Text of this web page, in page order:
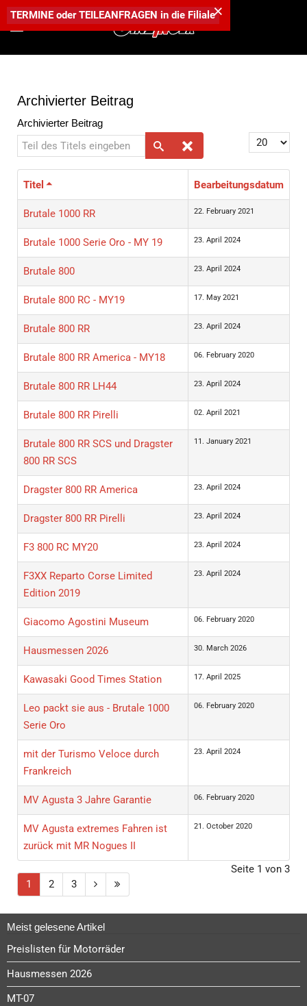
Archivierter Beitrag
Archivierter Beitrag
Teil des Titels eingeben Anzeige #
Titel Bearbeitungsdatum
Brutale 1000 RR 22. February 2021
Brutale 1000 Serie Oro - MY 19 23. April 2024
Brutale 800 23. April 2024
Brutale 800 RC - MY19 17. May 2021
Brutale 800 RR 23. April 2024
Brutale 800 RR America - MY18 06. February 2020
Brutale 800 RR LH44 23. April 2024
Brutale 800 RR Pirelli 02. April 2021
Brutale 800 RR SCS und Dragster
800 RR SCS
11. January 2021
Dragster 800 RR America 23. April 2024
Dragster 800 RR Pirelli 23. April 2024
F3 800 RC MY20 23. April 2024
F3XX Reparto Corse Limited
Edition 2019
23. April 2024
Giacomo Agostini Museum 06. February 2020
Hausmessen 2026 30. March 2026
Kawasaki Good Times Station 17. April 2025
Leo packt sie aus - Brutale 1000
Serie Oro
06. February 2020
mit der Turismo Veloce durch
Frankreich
23. April 2024
MV Agusta 3 Jahre Garantie 06. February 2020
MV Agusta extremes Fahren ist
zurück mit MR Nogues II
21. October 2020
Seite 1 von 3
1
2 3
Meist gelesene Artikel
Preislisten für Motorräder
Hausmessen 2026
MT-07
×
TERMINE oderTEILEANFRAGEN in die Filiale